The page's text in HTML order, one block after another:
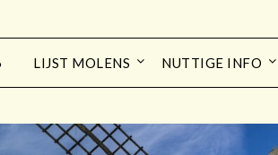
LIJST MOLENS NUTTIGE INFO